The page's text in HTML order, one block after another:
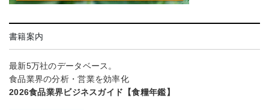
書籍案内
最新5万社のデータベース。
食品業界の分析・営業を効率化
2026食品業界ビジネスガイド【食糧年鑑】